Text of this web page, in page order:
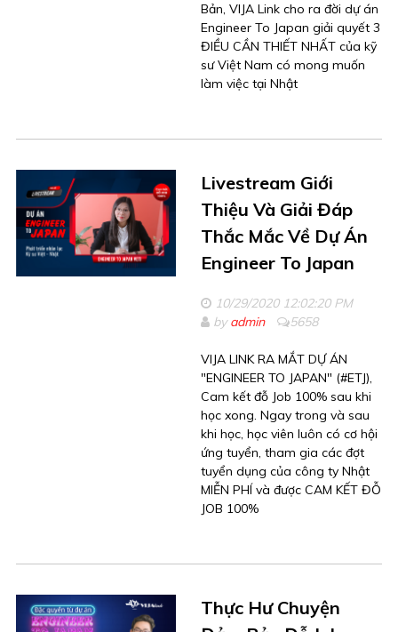
Bản, VIJA Link cho ra đời dự án
Engineer To Japan giải quyết 3
ĐIỀU CẦN THIẾT NHẤT của kỹ
sư Việt Nam có mong muốn
làm việc tại Nhật
Livestream Giới
Thiệu Và Giải Đáp
Thắc Mắc Về Dự Án
Engineer To Japan
10/29/2020 12:02:20 PM
byadmin 5658
VIJA LINK RA MẮT DỰ ÁN
"ENGINEER TO JAPAN" (#ETJ),
Cam kết đỗ Job 100% sau khi
học xong. Ngay trong và sau
khi học, học viên luôn có cơ hội
ứng tuyển, tham gia các đợt
tuyển dụng của công ty Nhật
MIỄN PHÍ và được CAM KẾT ĐỖ
JOB 100%
Thực Hư Chuyện